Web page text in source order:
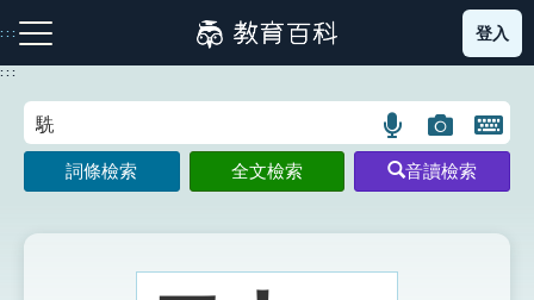
到
主
:::
注音索引圖示 筆畫索引圖示 部首索引表圖示
登入
:::
語
言
搜
示
圖
片
搜
開
鍵
圖
詞條檢索 全文檢索 音讀檢索